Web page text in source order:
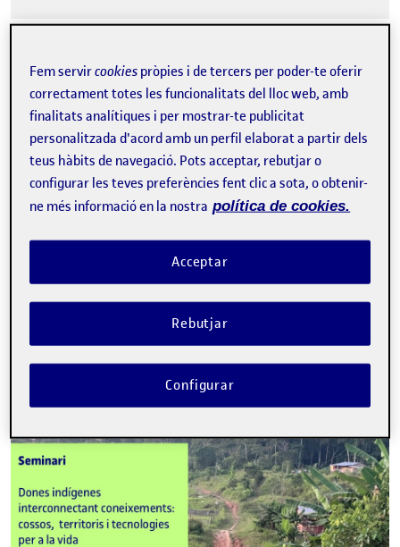
Tweet
La inscripció ha finalitzat.
Inscriure-s'hi
Contacte
Sobre l'esdeveniment
Etiquetes: conocimientos ancestrales crisis climatica mujeres
soberanía de datos
Fem servircookies pròpies i de tercers per poder-te oferir
correctament totes les funcionalitats del lloc web, amb
finalitats analítiques i per mostrar-te publicitat
personalitzada d'acord amb un perfil elaborat a partir dels
teus hàbits de navegació. Pots acceptar, rebutjar o
configurar les teves preferències fent clic a sota, o obtenir-
ne més informació en la nostra política de cookies.
Rebutjar
Acceptar
Configurar